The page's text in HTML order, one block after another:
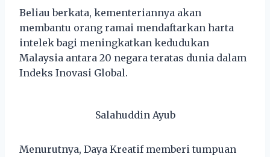
Beliau berkata, kementeriannya akan
membantu orang ramai mendaftarkan harta
intelek bagi meningkatkan kedudukan
Malaysia antara 20 negara teratas dunia dalam
Indeks Inovasi Global.
Salahuddin Ayub
Menurutnya, Daya Kreatif memberi tumpuan